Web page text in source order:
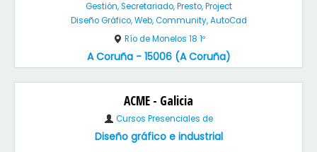
Gestión, Secretariado, Presto, Project
Diseño Gráfico, Web, Community, AutoCad
Río de Monelos 18 1º
A Coruña - 15006 (A Coruña)
ACME - Galicia
Cursos Presenciales de
Diseño gráfico e industrial